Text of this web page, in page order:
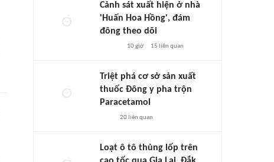
Cảnh sát xuất hiện ở nhà
'Huấn Hoa Hồng', đám
đông theo dõi
10 giờ 15 liên quan
Triệt phá cơ sở sản xuất
thuốc Đông y pha trộn
Paracetamol
20liên quan
Loạt ô tô thủng lốp trên